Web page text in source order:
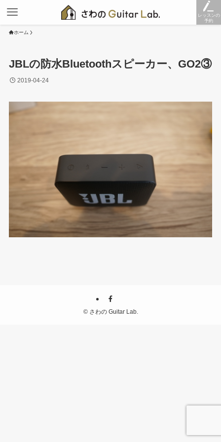
レッスンの
予約
ホーム
JBLの防水Bluetoothスピーカー、GO2③
2019-04-24
©さわの Guitar Lab.